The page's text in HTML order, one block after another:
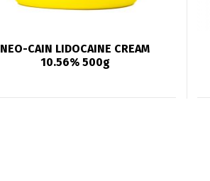
NEO-CAIN LIDOCAINE CREAM
10.56% 500g